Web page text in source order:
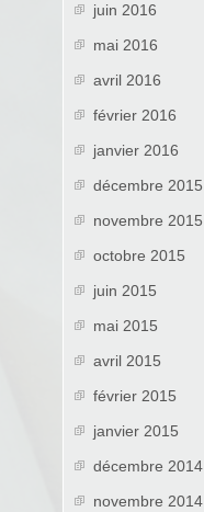
juin 2016
mai 2016
avril 2016
février 2016
janvier 2016
décembre 2015
novembre 2015
octobre 2015
juin 2015
mai 2015
avril 2015
février 2015
janvier 2015
décembre 2014
novembre 2014